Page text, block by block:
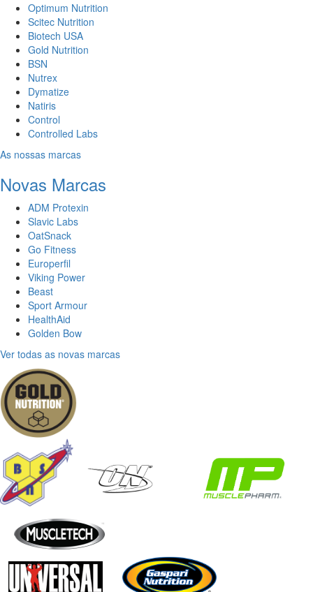
Optimum Nutrition
Scitec Nutrition
Biotech USA
Gold Nutrition
BSN
Nutrex
Dymatize
Natiris
Control
Controlled Labs
As nossas marcas
Novas Marcas
ADM Protexin
Slavic Labs
OatSnack
Go Fitness
Europerfil
Viking Power
Beast
Sport Armour
HealthAid
Golden Bow
Ver todas as novas marcas